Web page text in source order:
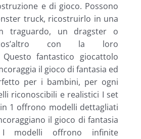
e di gioco. Possono
truck, ricostruirlo in una
traguardo, un dragster o
con la loro
Questo fantastico giocattolo
il gioco di fantasia ed
per i bambini, per ogni
riconoscibili e realistici I set
in 1 offrono modelli dettagliati
il gioco di fantasia
modelli offrono infinite